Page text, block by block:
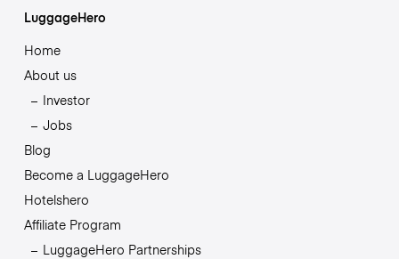
LuggageHero
Home
About us
Investor
Jobs
Blog
Become a LuggageHero
Hotelshero
Affiliate Program
LuggageHero Partnerships